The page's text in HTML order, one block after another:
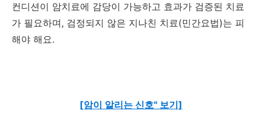
컨디션이 암치료에 감당이 가능하고 효과가 검증된 치료
가 필요하며, 검정되지 않은 지나친 치료(민간요법)는 피
해야 해요.
[암이 알리는 신호" 보기]